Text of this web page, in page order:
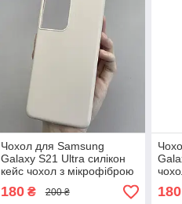
Чохол для Samsung
Galaxy S21 Ultra силікон
кейс чохол з мікрофіброю
на самсунг с21 ультра
пудровий r4e
180₴ 200 ₴ 180